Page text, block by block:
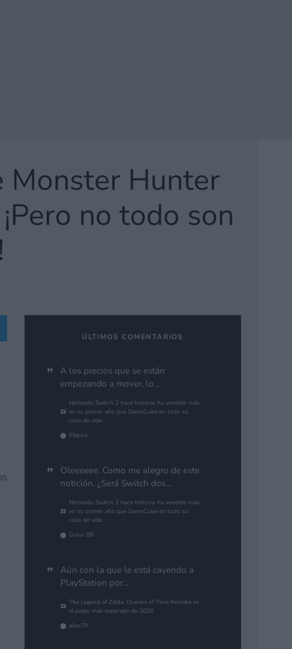
Monster Hunter
no todo son
ÚLTIMOS COMENTARIOS
A los precios que se están
empezando a mover, lo...
Nintendo Switch 2 hace historia: ha vendido más
en su primer año que GameCube en todo su
ciclo de vida
Efejota
Oleeeeee. Como me alegro de este
notición. ¿Será Switch dos...
Nintendo Switch 2 hace historia: ha vendido más
en su primer año que GameCube en todo su
ciclo de vida
Gutur 89
Aún con la que le está cayendo a
PlayStation por...
The Legend of Zelda: Ocarina of Time Remake es
el juego más esperado de 2026
alias79